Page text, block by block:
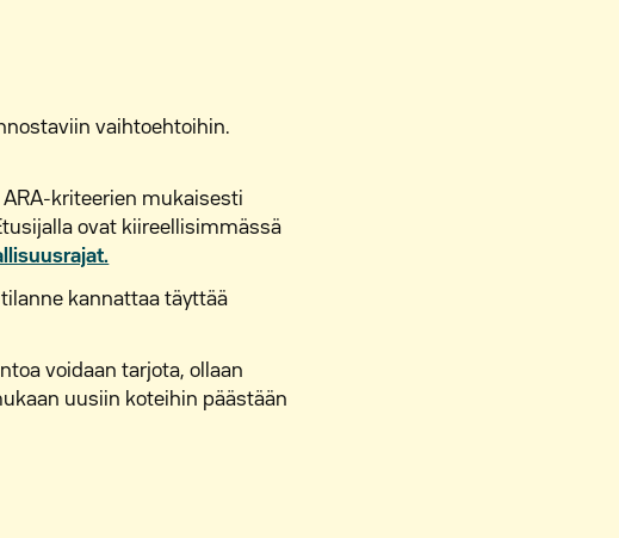
vaihtoehtoihin.
kriteerien mukaisesti
ovat kiireellisimmässä
kannattaa täyttää
voidaan tarjota, ollaan
uusiin koteihin päästään